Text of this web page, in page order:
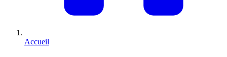
Accueil